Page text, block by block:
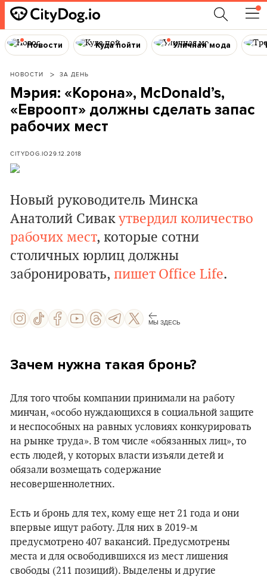
Новости Куда пойти Уличная мода
НОВОСТИ ЗА ДЕНЬ
Мэрия: «Корона», McDonald’s,
«Евроопт» должны сделать запас
рабочих мест
CITYDOG.IO29.12.2018
Новый руководитель Минска
Анатолий Сивакутвердил количество
рабочих мест, которые сотни
столичных юрлиц должны
забронировать, пишет Office Life.
МЫ ЗДЕСЬ
Зачем нужна такая бронь?
Для того чтобы компании принимали на работу
минчан, «особо нуждающихся в социальной защите
и неспособных на равных условиях конкурировать
на рынке труда». В том числе «обязанных лиц», то
есть людей, у которых власти изъяли детей и
обязали возмещать содержание
несовершеннолетних.
Есть и бронь для тех, кому еще нет 21 года и они
впервые ищут работу. Для них в 2019-м
предусмотрено 407 вакансий. Предусмотрены
места и для освободившихся из мест лишения
свободы (211 позиций). Выделены и другие